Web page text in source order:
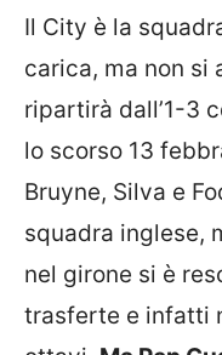
Il City è la
carica, ma non si
ripartirà dall’1-3
lo scorso 13
Bruyne, Silva e
squadra inglese,
nel girone si è
trasferte e infatti